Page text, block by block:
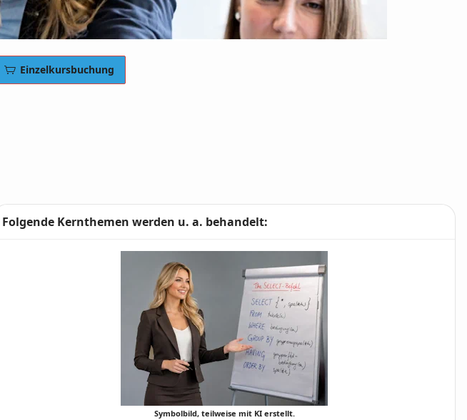
Einzelkursbuchung
Folgende Kernthemen werden u. a. behandelt:
Symbolbild, teilweise mit KI erstellt.